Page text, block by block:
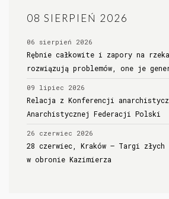
08 SIERPIEŃ 2026
06 sierpień 2026
Rębnie całkowite i zapory na
rozwiązują problemów, one je
09 lipiec 2026
Relacja z Konferencji
Anarchistycznej Federacji Polski
26 czerwiec 2026
28 czerwiec, Kraków – Targi
w obronie Kazimierza